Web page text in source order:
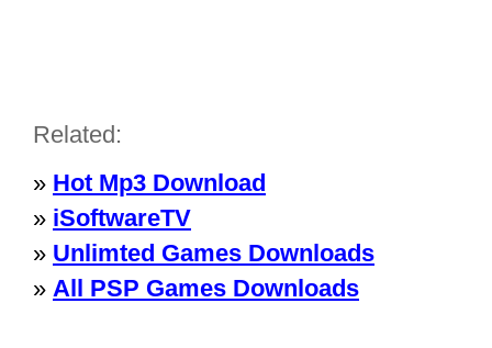
Related:
» Hot Mp3 Download
» iSoftwareTV
» Unlimted Games Downloads
» All PSP Games Downloads